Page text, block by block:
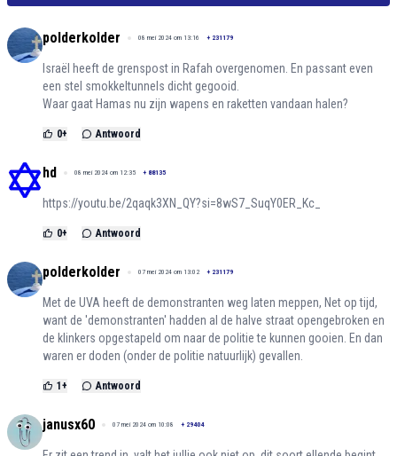
polderkolder 08 mei 2024 om 13:16 + 231179
Israël heeft de grenspost in Rafah overgenomen. En passant even
een stel smokkeltunnels dicht gegooid.
Waar gaat Hamas nu zijn wapens en raketten vandaan halen?
0+ Antwoord
hd 08 mei 2024 om 12:35 + 88135
https://youtu.be/2qaqk3XN_QY?si=8wS7_SuqY0ER_Kc_
0+ Antwoord
polderkolder 07 mei 2024 om 13:02 + 231179
Met de UVA heeft de demonstranten weg laten meppen, Net op tijd,
want de 'demonstranten' hadden al de halve straat opengebroken en
de klinkers opgestapeld om naar de politie te kunnen gooien. En dan
waren er doden (onder de politie natuurlijk) gevallen.
1 + Antwoord
janusx60 07 mei 2024 om 10:08 + 29404